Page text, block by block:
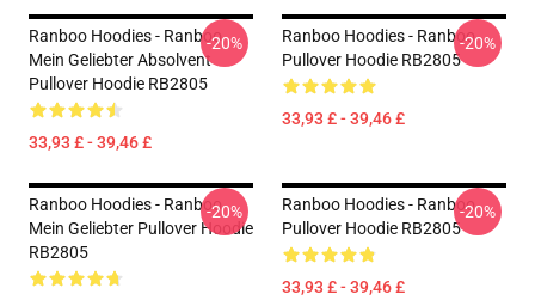
Ranboo Hoodies - Ranboo
Mein Geliebter Absolvent
Pullover Hoodie RB2805
33,93 £ - 39,46 £
-20%
Ranboo Hoodies - Ranboo
Pullover Hoodie RB2805
33,93 £ - 39,46 £
-20%
Ranboo Hoodies - Ranboo
Mein Geliebter Pullover Hoodie
RB2805
-20%
Ranboo Hoodies - Ranboo
Pullover Hoodie RB2805
33,93 £ - 39,46 £
-20%